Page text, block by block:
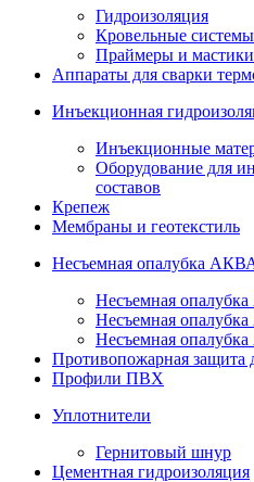
Гидроизоляция
Кровельные системы
Праймеры и мастики
Аппараты для сварки
Инъекционная
Инъекционные
Оборудование для
составов
Крепеж
Мембраны и геотекстиль
Несъемная опалубка
Несъемная
Несъемная
Несъемная
Противопожарная
Профили ПВХ
Уплотнители
Гернитовый шнур
Цементная гидроизоляция